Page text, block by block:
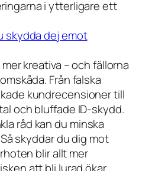
i ytterligare ett
skydda dej emot
kreativa – och fällorna
Från falska
kundrecensioner till
och bluffade ID-skydd.
råd kan du minska
skyddar du dig mot
blir allt mer